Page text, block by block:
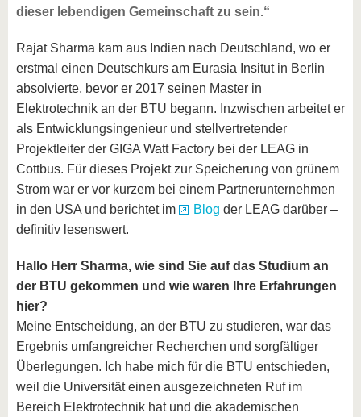
dieser lebendigen Gemeinschaft zu sein.“
Rajat Sharma kam aus Indien nach Deutschland, wo er
erstmal einen Deutschkurs am Eurasia Insitut in Berlin
absolvierte, bevor er 2017 seinen Master in
Elektrotechnik an der BTU begann. Inzwischen arbeitet er
als Entwicklungsingenieur und stellvertretender
Projektleiter der GIGA Watt Factory bei der LEAG in
Cottbus. Für dieses Projekt zur Speicherung von grünem
Strom war er vor kurzem bei einem Partnerunternehmen
in den USA und berichtet im
Blog der LEAG darüber –
definitiv lesenswert.
Hallo Herr Sharma, wie sind Sie auf das Studium an
der BTU gekommen und wie waren Ihre Erfahrungen
hier?
Meine Entscheidung, an der BTU zu studieren, war das
Ergebnis umfangreicher Recherchen und sorgfältiger
Überlegungen. Ich habe mich für die BTU entschieden,
weil die Universität einen ausgezeichneten Ruf im
Bereich Elektrotechnik hat und die akademischen